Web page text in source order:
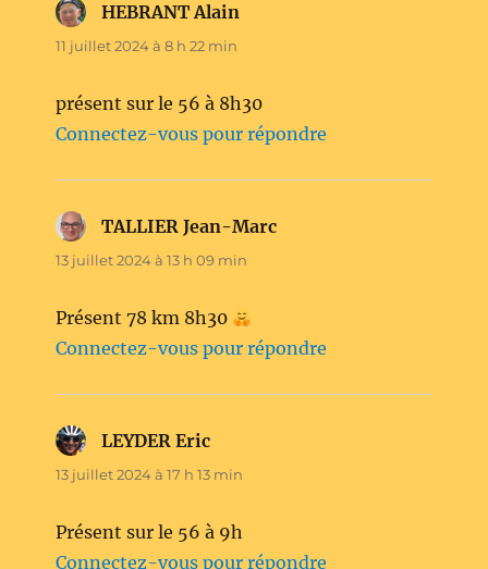
HEBRANT Alain
11 juillet 2024 à 8 h 22 min
présent sur le 56 à 8h30
Connectez-vous pour répondre
TALLIER Jean-Marc
13 juillet 2024 à 13 h 09 min
Présent 78 km 8h30
Connectez-vous pour répondre
LEYDER Eric
13 juillet 2024 à 17 h 13 min
Présent sur le 56 à 9h
Connectez-vous pour répondre